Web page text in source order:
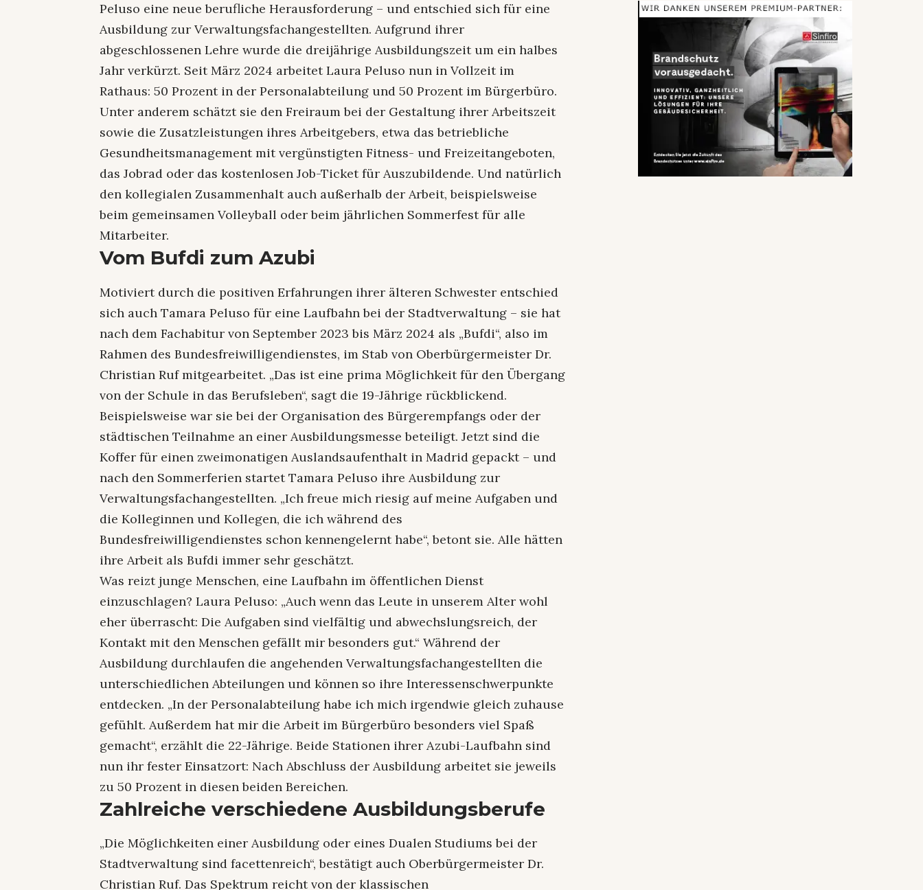
Peluso eine neue berufliche Herausforderung – und entschied sich für eine
Ausbildung zur Verwaltungsfachangestellten. Aufgrund ihrer
abgeschlossenen Lehre wurde die dreijährige Ausbildungszeit um ein halbes
Jahr verkürzt. Seit März 2024 arbeitet Laura Peluso nun in Vollzeit im
Rathaus: 50 Prozent in der Personalabteilung und 50 Prozent im Bürgerbüro.
Unter anderem schätzt sie den Freiraum bei der Gestaltung ihrer Arbeitszeit
sowie die Zusatzleistungen ihres Arbeitgebers, etwa das betriebliche
Gesundheitsmanagement mit vergünstigten Fitness- und Freizeitangeboten,
das Jobrad oder das kostenlosen Job-Ticket für Auszubildende. Und natürlich
den kollegialen Zusammenhalt auch außerhalb der Arbeit, beispielsweise
beim gemeinsamen Volleyball oder beim jährlichen Sommerfest für alle
Mitarbeiter.
Vom Bufdi zum Azubi
Motiviert durch die positiven Erfahrungen ihrer älteren Schwester entschied
sich auch Tamara Peluso für eine Laufbahn bei der Stadtverwaltung – sie hat
nach dem Fachabitur von September 2023 bis März 2024 als „Bufdi“, also im
Rahmen des Bundesfreiwilligendienstes, im Stab von Oberbürgermeister Dr.
Christian Ruf mitgearbeitet. „Das ist eine prima Möglichkeit für den Übergang
von der Schule in das Berufsleben“, sagt die 19-Jährige rückblickend.
Beispielsweise war sie bei der Organisation des Bürgerempfangs oder der
städtischen Teilnahme an einer Ausbildungsmesse beteiligt. Jetzt sind die
Koffer für einen zweimonatigen Auslandsaufenthalt in Madrid gepackt – und
nach den Sommerferien startet Tamara Peluso ihre Ausbildung zur
Verwaltungsfachangestellten. „Ich freue mich riesig auf meine Aufgaben und
die Kolleginnen und Kollegen, die ich während des
Bundesfreiwilligendienstes schon kennengelernt habe“, betont sie. Alle hätten
ihre Arbeit als Bufdi immer sehr geschätzt.
Was reizt junge Menschen, eine Laufbahn im öffentlichen Dienst
einzuschlagen? Laura Peluso: „Auch wenn das Leute in unserem Alter wohl
eher überrascht: Die Aufgaben sind vielfältig und abwechslungsreich, der
Kontakt mit den Menschen gefällt mir besonders gut.“ Während der
Ausbildung durchlaufen die angehenden Verwaltungsfachangestellten die
unterschiedlichen Abteilungen und können so ihre Interessenschwerpunkte
entdecken. „In der Personalabteilung habe ich mich irgendwie gleich zuhause
gefühlt. Außerdem hat mir die Arbeit im Bürgerbüro besonders viel Spaß
gemacht“, erzählt die 22-Jährige. Beide Stationen ihrer Azubi-Laufbahn sind
nun ihr fester Einsatzort: Nach Abschluss der Ausbildung arbeitet sie jeweils
zu 50 Prozent in diesen beiden Bereichen.
Zahlreiche verschiedene Ausbildungsberufe
„Die Möglichkeiten einer Ausbildung oder eines Dualen Studiums bei der
Stadtverwaltung sind facettenreich“, bestätigt auch Oberbürgermeister Dr.
Christian Ruf. Das Spektrum reicht von der klassischen